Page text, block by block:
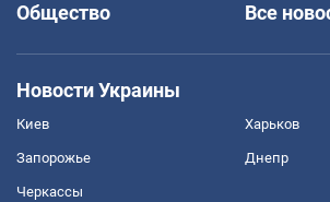
Общество
Все
Новости Украины
Киев Харьков
Запорожье Днепр
Черкассы